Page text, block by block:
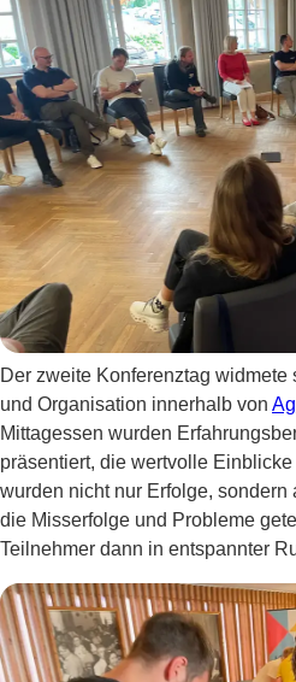
Der zweite Konferenztag
und Organisation innerhalb von
Mittagessen wurden
präsentiert, die wertvolle
wurden nicht nur Erfolge, sondern
die Misserfolge und Probleme
Teilnehmer dann in entspannter